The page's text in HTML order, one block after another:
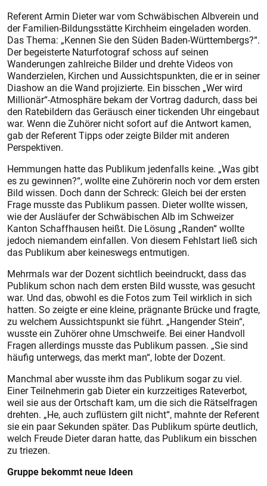
Referent Armin Dieter war vom Schwäbischen Albverein und
der Familien-Bildungsstätte Kirchheim eingeladen worden.
Das Thema: „Kennen Sie den Süden Baden-Württembergs?“.
Der begeisterte Naturfotograf schoss auf seinen
Wanderungen zahlreiche Bilder und drehte Videos von
Wanderzielen, Kirchen und Aussichtspunkten, die er in seiner
Diashow an die Wand projizierte. Ein bisschen „Wer wird
Millionär“-Atmosphäre bekam der Vortrag dadurch, dass bei
den Ratebildern das Geräusch einer tickenden Uhr eingebaut
war. Wenn die Zuhörer nicht sofort auf die Antwort kamen,
gab der Referent Tipps oder zeigte Bilder mit anderen
Perspektiven.
Hemmungen hatte das Publikum jedenfalls keine. „Was gibt
es zu gewinnen?“, wollte eine Zuhörerin noch vor dem ersten
Bild wissen. Doch dann der Schreck: Gleich bei der ersten
Frage musste das Publikum passen. Dieter wollte wissen,
wie der Ausläufer der Schwäbischen Alb im Schweizer
Kanton Schaffhausen heißt. Die Lösung „Randen“ wollte
jedoch niemandem einfallen. Von diesem Fehlstart ließ sich
das Publikum aber keineswegs entmutigen.
Mehrmals war der Dozent sichtlich beeindruckt, dass das
Publikum schon nach dem ers­ten Bild wusste, was gesucht
war. Und das, obwohl es die Fotos zum Teil wirklich in sich
hatten. So zeigte er eine kleine, präg­nante Brücke und fragte,
zu welchem Aussichtspunkt sie führt. „Hangender Stein“,
wusste ein Zuhörer ohne Umschweife. Bei einer Handvoll
Fragen allerdings musste das Pub­likum passen. „Sie sind
häufig unterwegs, das merkt man“, lobte der Dozent.
Manchmal aber wusste ihm das Publikum sogar zu viel.
Einer Teilnehmerin gab Dieter ein kurzzeitiges Rateverbot,
weil sie aus der Ortschaft kam, um die sich die Rätselfragen
drehten. „He, auch zuflüstern gilt nicht“, mahnte der Referent
sie ein paar Sekunden später. Das Publikum spürte deutlich,
welch Freude Dieter daran hatte, das Publikum ein bisschen
zu triezen.
Gruppe bekommt neue Ideen